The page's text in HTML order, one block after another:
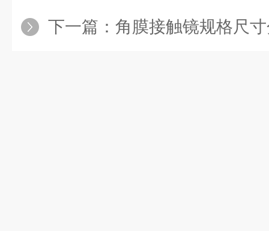
下一篇： 角膜接触镜规格尺寸分